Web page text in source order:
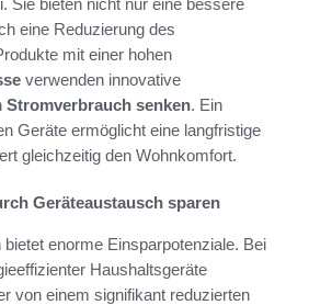
eine Reduzierung des
mit einer hohen
verwenden innovative
Stromverbrauch senken. Ein
Geräte ermöglicht eine langfristige
gleichzeitig den Wohnkomfort.
Geräteaustausch sparen
enorme Einsparpotenziale. Bei
Haushaltsgeräte
von einem signifikant reduzierten